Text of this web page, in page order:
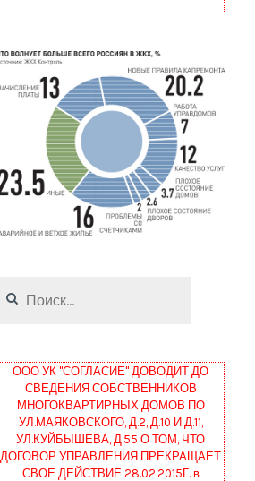
ООО УК "СОГЛАСИЕ" ДОВОДИТ ДО
СВЕДЕНИЯ СОБСТВЕННИКОВ
МНОГОКВАРТИРНЫХ ДОМОВ ПО
УЛ.МАЯКОВСКОГО, Д.2, Д.10 И Д.11,
УЛ.КУЙБЫШЕВА, Д.55 О ТОМ, ЧТО
ДОГОВОР УПРАВЛЕНИЯ ПРЕКРАЩАЕТ
СВОЕ ДЕЙСТВИЕ 28.02.2015Г. в